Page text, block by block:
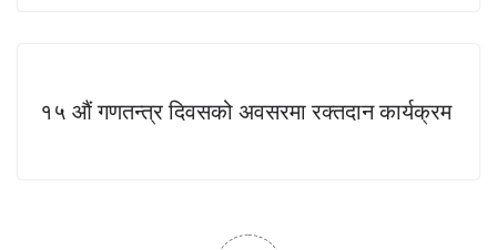
१५ औं गणतन्त्र दिवसको अवसरमा रक्तदान कार्यक्रम